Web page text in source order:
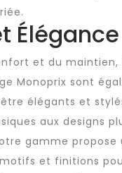
Élégance
et du maintien,
Monoprix sont
élégants et
aux designs
gamme propose
et finitions